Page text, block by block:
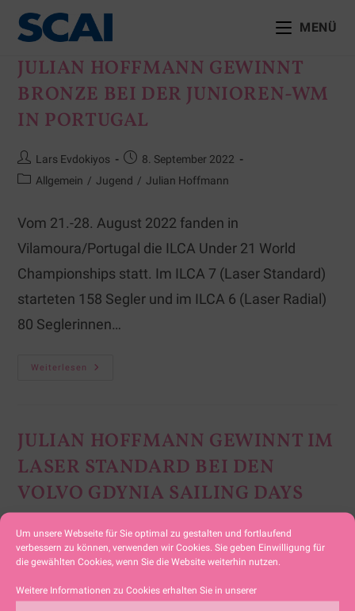
Um unsere Webseite für Sie optimal zu gestalten und fortlaufend
verbessern zu können, verwenden wir Cookies. Sie geben Einwilligung für
die gewählten Cookies, wenn Sie die Website weiterhin nutzen.
Weitere Informationen zu Cookies erhalten Sie in unserer
MENÜ
JULIAN HOFFMANN GEWINNT
BRONZE BEI DER JUNIOREN-WM
IN PORTUGAL
Lars Evdokiyos
8. September 2022
Allgemein / Jugend / Julian Hoffmann
Vom 21.-28. August 2022 fanden in
Vilamoura/Portugal die ILCA Under 21 World
Championships statt. Im ILCA 7 (Laser Standard)
starteten 158 Segler und im ILCA 6 (Laser Radial)
80 Seglerinnen…
Weiterlesen
JULIAN HOFFMANN GEWINNT IM
LASER STANDARD BEI DEN
VOLVO GDYNIA SAILING DAYS
Lars Evdokiyos
12. Juli 2021
Allgemein / Jugend / Julian Hoffmann
Die Gdynia Sailing Days sind eine der wichtigsten